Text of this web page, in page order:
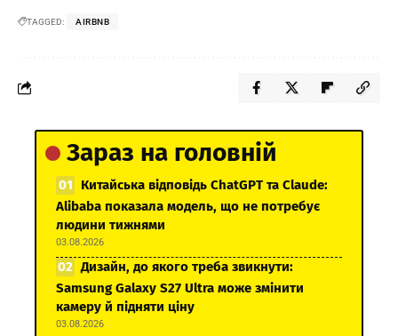
TAGGED: AIRBNB
Зараз на головній
Китайська відповідь ChatGPT та Claude:
Alibaba показала модель, що не потребує
людини тижнями
03.08.2026
Дизайн, до якого треба звикнути:
Samsung Galaxy S27 Ultra може змінити
камеру й підняти ціну
03.08.2026